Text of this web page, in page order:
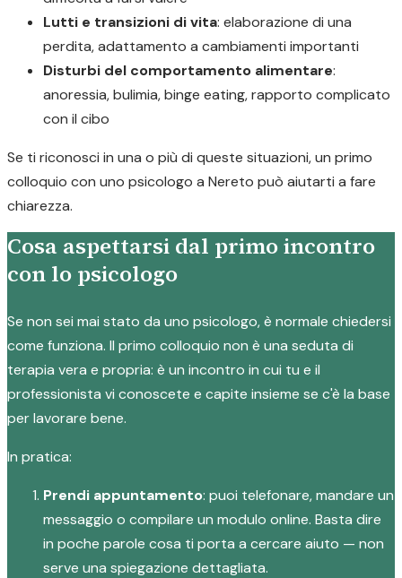
Lutti e transizioni di vita: elaborazione di una
perdita, adattamento a cambiamenti importanti
Disturbi del comportamento alimentare:
anoressia, bulimia, binge eating, rapporto complicato
con il cibo
Se ti riconosci in una o più di queste situazioni, un primo
colloquio con uno psicologo a Nereto può aiutarti a fare
chiarezza.
Cosa aspettarsi dal primo incontro
con lo psicologo
Se non sei mai stato da uno psicologo, è normale chiedersi
come funziona. Il primo colloquio non è una seduta di
terapia vera e propria: è un incontro in cui tu e il
professionista vi conoscete e capite insieme se c'è la base
per lavorare bene.
In pratica:
Prendi appuntamento: puoi telefonare, mandare un
messaggio o compilare un modulo online. Basta dire
in poche parole cosa ti porta a cercare aiuto — non
serve una spiegazione dettagliata.